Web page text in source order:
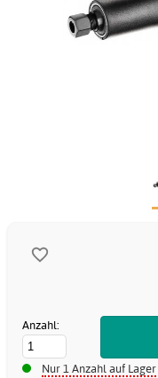
Anzahl:
Nur 1 Anzahl auf Lager